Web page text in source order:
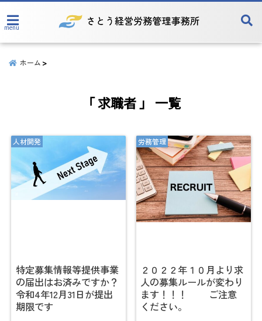
menu
ホーム
「 求職者 」 一覧
人材開発
特定募集情報等提供事業
の届出はお済みですか？
令和4年12月31日が提出
期限です
労務管理
２０２２年１０月より求
人の募集ルールが変わり
ます！！！ ご注意
ください。